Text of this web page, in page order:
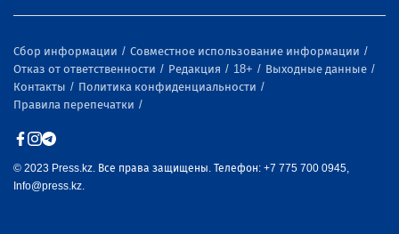
Сбор информации
Совместное использование информации
Отказ от ответственности
Редакция 18+
Выходные данные
Контакты
Политика конфиденциальности
Правила перепечатки
© 2023 Press.kz. Все права защищены. Телефон: +7 775 700 0945,
Info@press.kz.